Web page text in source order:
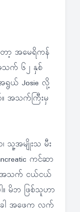
ာ့ အမေရိကန်
သက် ၆၂ နှစ်
ရွယ် Josie လို့
အသက်ကြီးမှ
သူ့အမျိုးသ မီး
ကင်ဆာ
အသက် ငယ်ငယ်
။ မိဘ ဖြစ်သူဟာ
အဖေက လက်